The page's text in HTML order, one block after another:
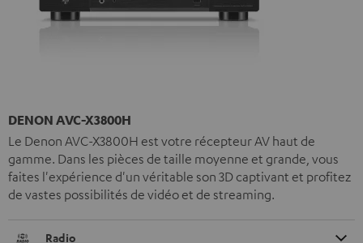
DENON AVC-X3800H
Le Denon AVC-X3800H est votre récepteur AV haut de
gamme. Dans les pièces de taille moyenne et grande, vous
faites l'expérience d'un véritable son 3D captivant et profitez
de vastes possibilités de vidéo et de streaming.
Radio